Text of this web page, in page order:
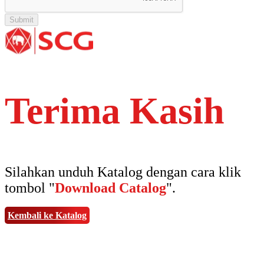
Terima Kasih
Silahkan unduh Katalog dengan cara klik
tombol "Download Catalog".
Kembali ke Katalog